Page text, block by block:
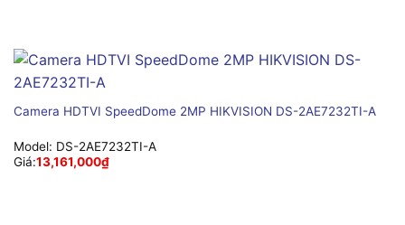
Camera HDTVI SpeedDome 2MP HIKVISION DS-2AE7232TI-A
Model: DS-2AE7232TI-A
Giá:13,161,000₫